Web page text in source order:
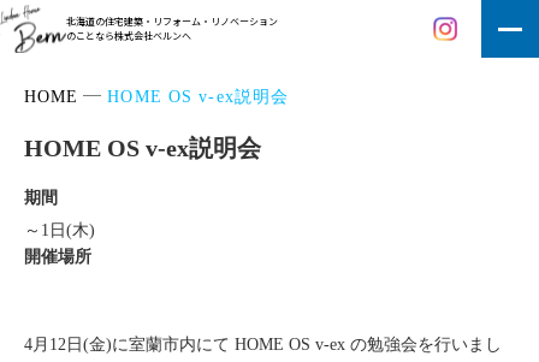
北海道の住宅建築・リフォーム・リノベーション
のことなら株式会社ベルンへ
HOME HOME OS v-ex説明会
HOME OS v-ex説明会
期間
～1日(木)
開催場所
4月12日(金)に室蘭市内にて HOME OS v-ex の勉強会を行いまし